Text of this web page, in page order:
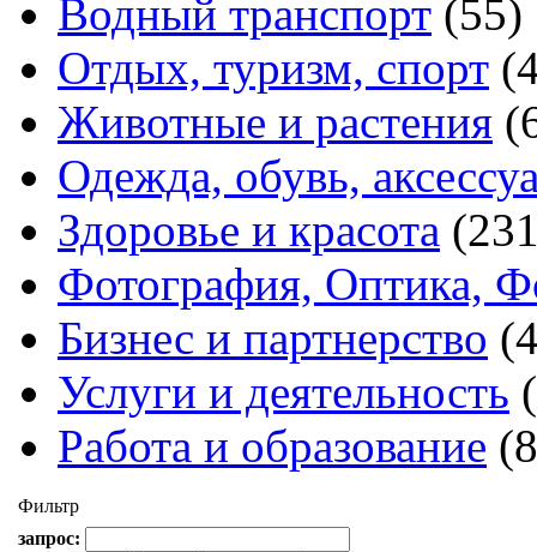
Водный транспорт (55)
Отдых, туризм, спорт
Животные и растения
Одежда, обувь,
Здоровье и красота
Фотография, Оптика,
Бизнес и партнерство
Услуги и деятельность
Работа и образование
Фильтр
запрос: